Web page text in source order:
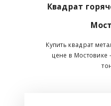
Квадрат
Купить квадрат
цене в Мостовике